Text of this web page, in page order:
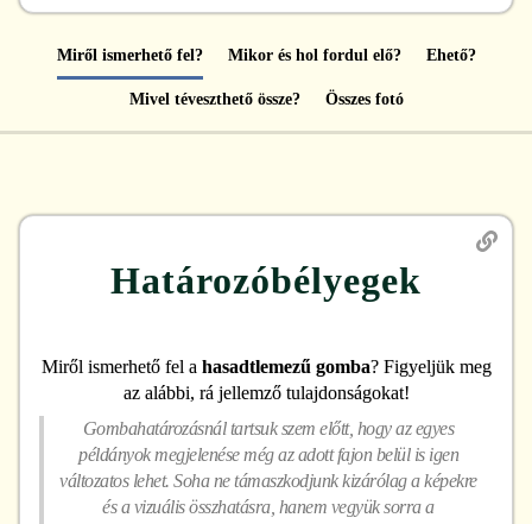
Miről ismerhető fel? Mikor és hol fordul elő? Ehető?
Mivel téveszthető össze? Összes fotó
Határozóbélyegek
Miről ismerhető fel a hasadtlemezű gomba? Figyeljük meg
az alábbi, rá jellemző tulajdonságokat!
Gombahatározásnál tartsuk szem előtt, hogy az egyes
példányok megjelenése még az adott fajon belül is igen
változatos lehet. Soha ne támaszkodjunk kizárólag a képekre
és a vizuális összhatásra, hanem vegyük sorra a